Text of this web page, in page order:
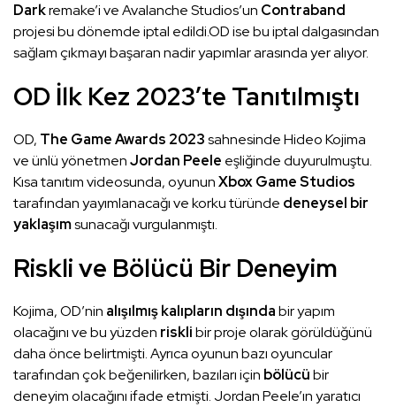
Darkremake’i ve Avalanche Studios’un Contraband
projesi bu dönemde iptal edildi.OD ise bu iptal dalgasından
sağlam çıkmayı başaran nadir yapımlar arasında yer alıyor.
OD İlk Kez 2023’te Tanıtılmıştı
OD, The Game Awards 2023sahnesinde Hideo Kojima
ve ünlü yönetmenJordan Peele eşliğinde duyurulmuştu.
Kısa tanıtım videosunda, oyununXbox Game Studios
tarafından yayımlanacağı ve korku türünde deneysel bir
yaklaşımsunacağı vurgulanmıştı.
Riskli ve Bölücü Bir Deneyim
Kojima, OD’nin alışılmış kalıpların dışındabir yapım
olacağını ve bu yüzden risklibir proje olarak görüldüğünü
daha önce belirtmişti. Ayrıca oyunun bazı oyuncular
tarafından çok beğenilirken, bazıları için bölücübir
deneyim olacağını ifade etmişti. Jordan Peele’ın yaratıcı